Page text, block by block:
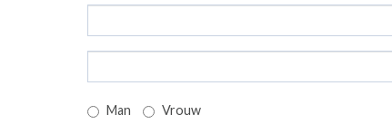
Man Vrouw